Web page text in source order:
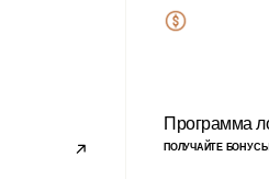
VKONTAKTE